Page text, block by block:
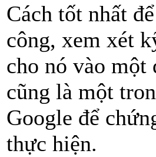
Cách tốt nhất
công, xem xét
cho nó vào một
cũng là một
Google để
thực hiện.